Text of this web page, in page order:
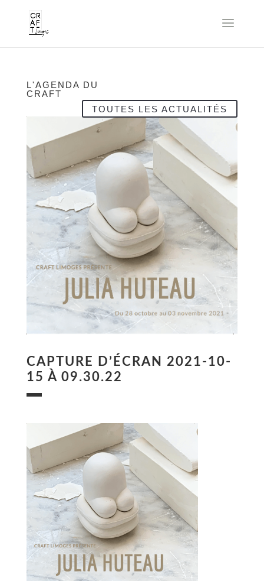
L'AGENDA DU
CRAFT
TOUTES LES ACTUALITÉS
CAPTURE D’ÉCRAN 2021-10-
15 À 09.30.22